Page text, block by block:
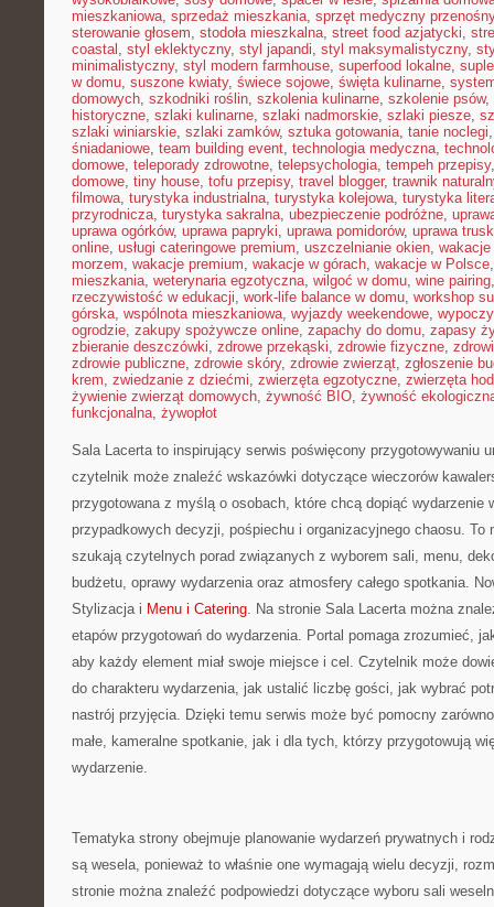
mieszkaniowa, sprzedaż mieszkania, sprzęt medyczny przenośny
sterowanie głosem, stodoła mieszkalna, street food azjatycki,
coastal , styl eklektyczny, styl japandi, styl maksymalistyczny,
minimalistyczny, styl modern farmhouse, superfood lokalne,
w domu, suszone kwiaty, świece sojowe, święta kulinarne,
domowych, szkodniki roślin, szkolenia kulinarne, szkolenie psów,
historyczne, szlaki kulinarne, szlaki nadmorskie, szlaki piesze,
szlaki winiarskie, szlaki zamków, sztuka gotowania, tanie noclegi
śniadaniowe, team building event, technologia medyczna,
domowe, teleporady zdrowotne, telepsychologia, tempeh przepisy
domowe, tiny house, tofu przepisy, travel blogger, trawnik
filmowa, turystyka industrialna, turystyka kolejowa, turystyka
przyrodnicza, turystyka sakralna, ubezpieczenie podróżne,
uprawa ogórków, uprawa papryki, uprawa pomidorów, uprawa
online, usługi cateringowe premium, uszczelnianie okien,
morzem, wakacje premium, wakacje w górach, wakacje w Polsce
mieszkania, weterynaria egzotyczna, wilgoć w domu, wine pairing
rzeczywistość w edukacji, work-life balance w domu, workshop
górska, wspólnota mieszkaniowa, wyjazdy weekendowe,
ogrodzie, zakupy spożywcze online, zapachy do domu, zapasy
zbieranie deszczówki, zdrowe przekąski, zdrowie fizyczne,
zdrowie publiczne, zdrowie skóry, zdrowie zwierząt, zgłoszenie
krem, zwiedzanie z dziećmi, zwierzęta egzotyczne, zwierzęta
żywienie zwierząt domowych, żywność BIO, żywność
funkcjonalna, żywopłot
Sala Lacerta to inspirujący serwis poświęcony przygotowywaniu
czytelnik może znaleźć wskazówki dotyczące wieczorów
przygotowana z myślą o osobach, które chcą dopiąć wydarzenie
przypadkowych decyzji, pośpiechu i organizacyjnego chaosu.
szukają czytelnych porad związanych z wyborem sali, menu,
budżetu, oprawy wydarzenia oraz atmosfery całego spotkania.
Stylizacja i Menu i Catering. Na stronie Sala Lacerta można
etapów przygotowań do wydarzenia. Portal pomaga zrozumieć,
aby każdy element miał swoje miejsce i cel. Czytelnik może
do charakteru wydarzenia, jak ustalić liczbę gości, jak wybrać
nastrój przyjęcia. Dzięki temu serwis może być pomocny
małe, kameralne spotkanie, jak i dla tych, którzy przygotowują
wydarzenie.
Tematyka strony obejmuje planowanie wydarzeń prywatnych i
są wesela, ponieważ to właśnie one wymagają wielu decyzji,
stronie można znaleźć podpowiedzi dotyczące wyboru sali